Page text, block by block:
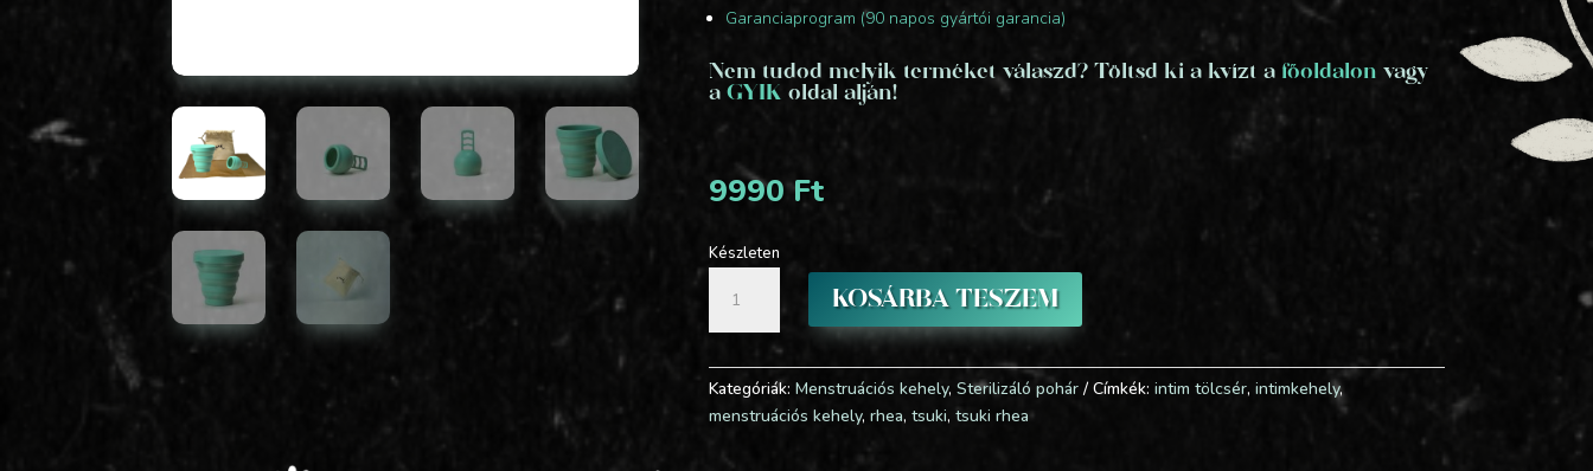
Garanciaprogram (90 napos gyártói garancia)
Nem tudod melyik terméket válaszd? Töltsd ki a kvízt a főoldalon vagy
aGYIK oldal alján!
9990Ft
Készleten
Rhea
α
kehely
és
KOSÁRBA TESZEM
Kategóriák:Menstruációs kehely,Sterilizáló pohár Címkék:intim tölcsér,intimkehely,
menstruációs kehely,rhea,tsuki,tsuki rhea